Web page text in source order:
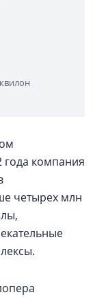
года компания
четырех млн